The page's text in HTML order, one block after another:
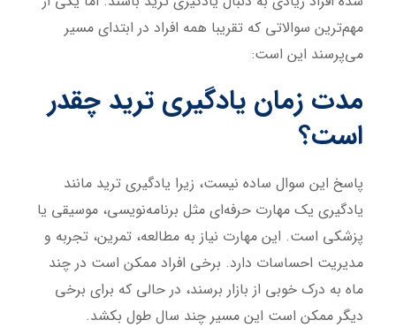
مهم‌ترین سوالاتی که تقریبا همه افراد در ابتدای مسیر
می‌پرسند این است:
مدت زمان یادگیری ترید چقدر
است؟
پاسخ این سوال ساده نیست، زیرا یادگیری ترید مانند
یادگیری یک مهارت حرفه‌ای مثل برنامه‌نویسی، موسیقی یا
پزشکی است. این مهارت نیاز به مطالعه، تمرین، تجربه و
مدیریت احساسات دارد. برخی افراد ممکن است در چند
ماه به درک خوبی از بازار برسند، در حالی که برای برخی
دیگر ممکن است این مسیر چند سال طول بکشد.